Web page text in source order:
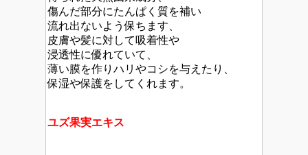
傷んだ部分にたんぱく質を補い
流れ出ないよう保ちます、
皮膚や髪に対して吸着性や
浸透性に優れていて、
薄い膜を作りハリやコシを与えたり、
保湿や保護をしてくれます。
ユズ果実エキス